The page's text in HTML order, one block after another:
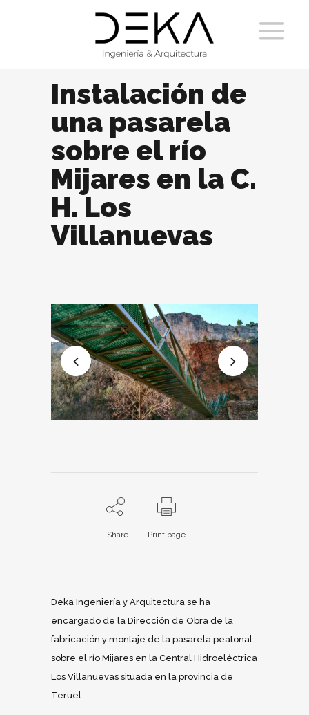
Instalación de
una pasarela
sobre el río
Mijares en la C.
H. Los
Villanuevas
Share Print page
Deka Ingeniería y Arquitectura se ha
encargado de la Dirección de Obra de la
fabricación y montaje de la pasarela peatonal
sobre el río Mijares en la Central Hidroeléctrica
Los Villanuevas situada en la provincia de
Teruel.